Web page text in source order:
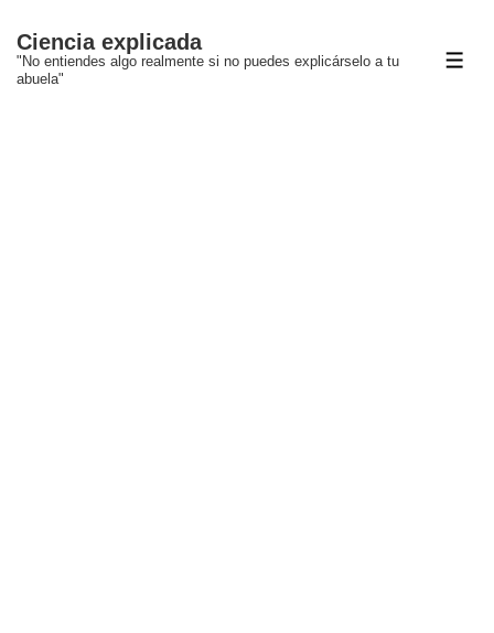
Saltar
Ciencia explicada
"No entiendes algo realmente si no puedes explicárselo a tu
abuela"